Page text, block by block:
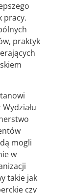
pracy.
praktyk
mogli
w
takie jak
czy